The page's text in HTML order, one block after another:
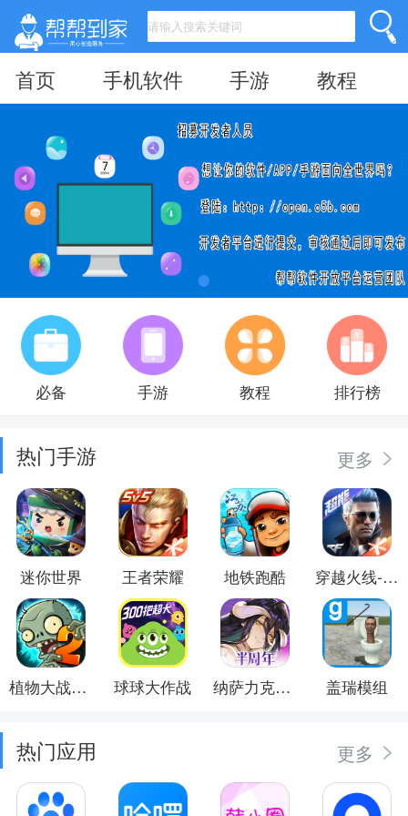
首页 手机软件 手游 教程
必备 手游 教程 排行榜
热门手游 更多
迷你世界 王者荣耀 地铁跑酷 穿越火线-枪战王者
植物大战僵尸2 球球大作战 纳萨力克之王 盖瑞模组
热门应用 更多